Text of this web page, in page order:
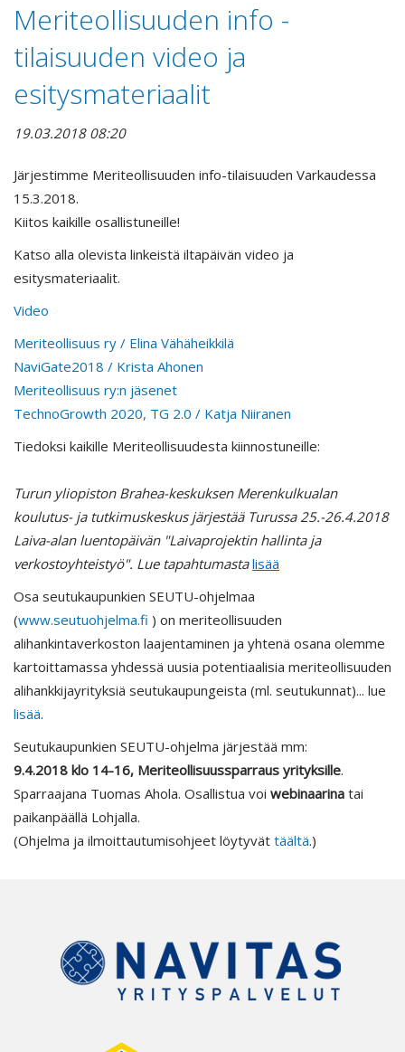
Meriteollisuuden info -
tilaisuuden video ja
esitysmateriaalit
19.03.2018 08:20
Järjestimme Meriteollisuuden info-tilaisuuden Varkaudessa
15.3.2018.
Kiitos kaikille osallistuneille!
Katso alla olevista linkeistä iltapäivän video ja
esitysmateriaalit.
Video
Meriteollisuus ry / Elina Vähäheikkilä
NaviGate2018 / Krista Ahonen
Meriteollisuus ry:n jäsenet
TechnoGrowth 2020, TG 2.0 / Katja Niiranen
Tiedoksi kaikille Meriteollisuudesta kiinnostuneille:
Turun yliopiston Brahea-keskuksen Merenkulkualan
koulutus- ja tutkimuskeskus järjestää Turussa 25.-26.4.2018
Laiva-alan luentopäivän "Laivaprojektin hallinta ja
verkostoyhteistyö". Lue tapahtumastalisää
Osa seutukaupunkien SEUTU-ohjelmaa
(www.seutuohjelma.fi ) on meriteollisuuden
alihankintaverkoston laajentaminen ja yhtenä osana olemme
kartoittamassa yhdessä uusia potentiaalisia meriteollisuuden
alihankkijayrityksiä seutukaupungeista (ml. seutukunnat)... lue
lisää.
Seutukaupunkien SEUTU-ohjelma järjestää mm:
9.4.2018 klo 14-16, Meriteollisuussparraus yrityksille.
Sparraajana Tuomas Ahola. Osallistua voi webinaarina tai
paikanpäällä Lohjalla.
(Ohjelma ja ilmoittautumisohjeet löytyvät täältä.)